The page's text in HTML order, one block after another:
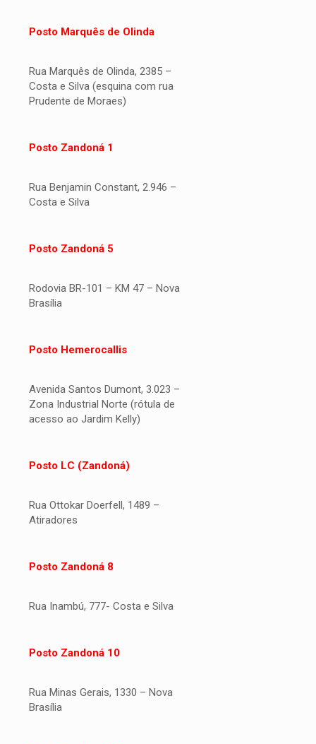
Posto Marquês de Olinda
Rua Marquês de Olinda, 2385 –
Costa e Silva (esquina com rua
Prudente de Moraes)
Posto Zandoná 1
Rua Benjamin Constant, 2.946 –
Costa e Silva
Posto Zandoná 5
Rodovia BR-101 – KM 47 – Nova
Brasília
Posto Hemerocallis
Avenida Santos Dumont, 3.023 –
Zona Industrial Norte (rótula de
acesso ao Jardim Kelly)
Posto LC (Zandoná)
Rua Ottokar Doerfell, 1489 –
Atiradores
Posto Zandoná 8
Rua Inambú, 777- Costa e Silva
Posto Zandoná 10
Rua Minas Gerais, 1330 – Nova
Brasília